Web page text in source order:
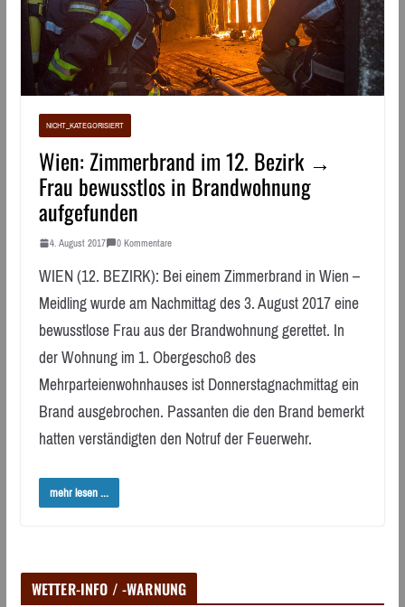
NICHT_KATEGORISIERT
Wien: Zimmerbrand im 12. Bezirk →
Frau bewusstlos in Brandwohnung
aufgefunden
4. August 2017 0 Kommentare
WIEN (12. BEZIRK): Bei einem Zimmerbrand in Wien –
Meidling wurde am Nachmittag des 3. August 2017 eine
bewusstlose Frau aus der Brandwohnung gerettet. In
der Wohnung im 1. Obergeschoß des
Mehrparteienwohnhauses ist Donnerstagnachmittag ein
Brand ausgebrochen. Passanten die den Brand bemerkt
hatten verständigten den Notruf der Feuerwehr.
mehr lesen ...
WETTER-INFO / -WARNUNG